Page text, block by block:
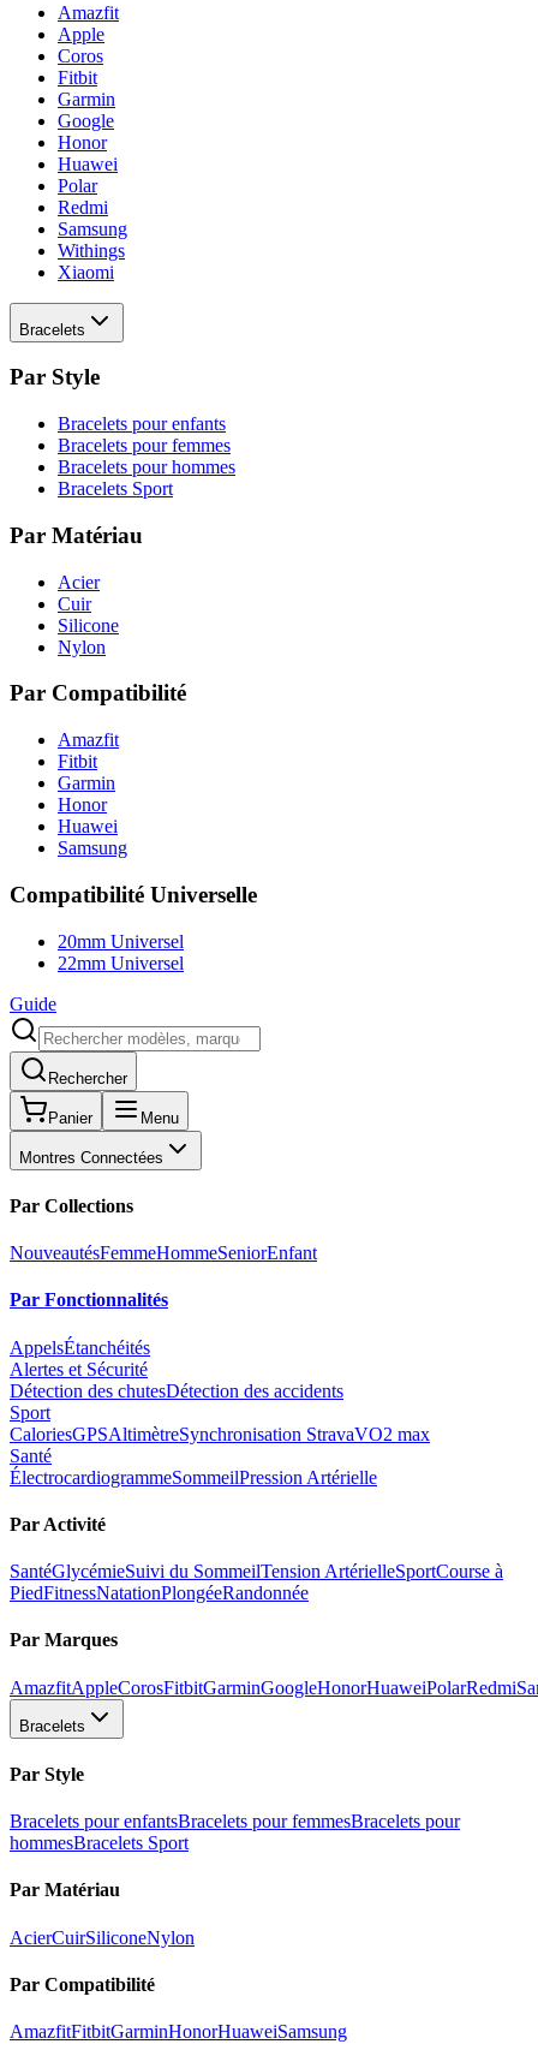
Amazfit
Apple
Coros
Fitbit
Garmin
Google
Honor
Huawei
Polar
Redmi
Samsung
Withings
Xiaomi
Bracelets
Par Style
Bracelets pour enfants
Bracelets pour femmes
Bracelets pour hommes
Bracelets Sport
Par Matériau
Acier
Cuir
Silicone
Nylon
Par Compatibilité
Amazfit
Fitbit
Garmin
Honor
Huawei
Samsung
Compatibilité Universelle
20mm Universel
22mm Universel
Guide
Rechercher
Panier Menu
Montres Connectées
Par Collections
NouveautésFemmeHommeSeniorEnfant
Par Fonctionnalités
AppelsÉtanchéités
Alertes et Sécurité
Détection des chutesDétection des accidents
Sport
CaloriesGPSAltimètreSynchronisation StravaVO2 max
Santé
ÉlectrocardiogrammeSommeilPression Artérielle
Par Activité
SantéGlycémieSuivi du SommeilTension ArtérielleSportCourse à
PiedFitnessNatationPlongéeRandonnée
Par Marques
AmazfitAppleCorosFitbitGarminGoogleHonorHuaweiPolarRedmi
Bracelets
Par Style
Bracelets pour enfantsBracelets pour femmesBracelets pour
hommesBracelets Sport
Par Matériau
AcierCuirSiliconeNylon
Par Compatibilité
AmazfitFitbitGarminHonorHuaweiSamsung